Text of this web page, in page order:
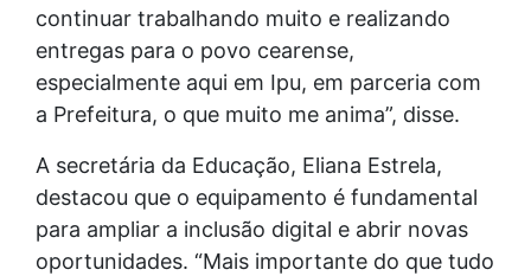
continuar trabalhando muito e realizando
entregas para o povo cearense,
especialmente aqui em Ipu, em parceria com
a Prefeitura, o que muito me anima”, disse.
A secretária da Educação, Eliana Estrela,
destacou que o equipamento é fundamental
para ampliar a inclusão digital e abrir novas
oportunidades. “Mais importante do que tudo